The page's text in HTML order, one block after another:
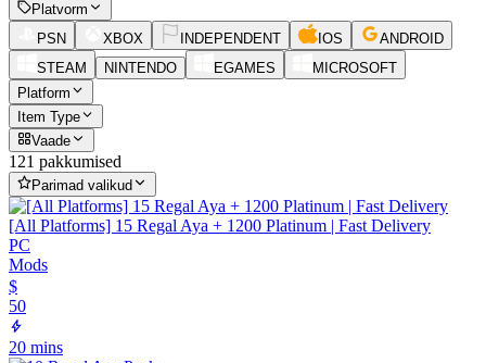
Platvorm
PSN
XBOX INDEPENDENT IOS
ANDROID
STEAM
NINTENDO EGAMES
MICROSOFT
Platform
Item Type
Vaade
121 pakkumised
Parimad valikud
[All Platforms] 15 Regal Aya + 1200 Platinum | Fast Delivery
PC
Mods
$
50
20 mins